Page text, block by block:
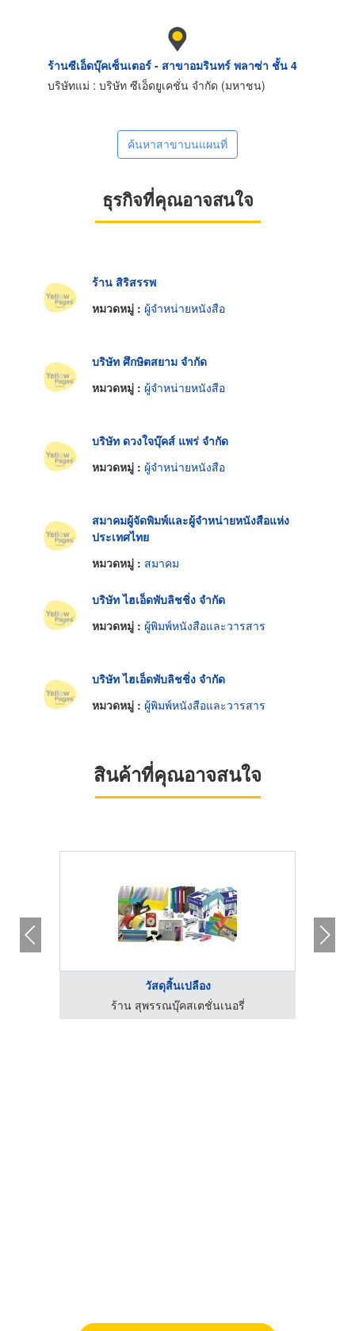
ร้านซีเอ็ดบุ๊คเซ็นเตอร์ - สาขาอมรินทร์ พลาซ่า ชั้น 4
บริษัทแม่ : บริษัท ซีเอ็ดยูเคชั่น จำกัด (มหาชน)
ค้นหาสาขาบนแผนที่
ธุรกิจที่คุณอาจสนใจ
ร้าน สิริสรรพ
หมวดหมู่ : ผู้จำหน่ายหนังสือ
บริษัท ศึกษิตสยาม จำกัด
หมวดหมู่ : ผู้จำหน่ายหนังสือ
บริษัท ดวงใจบุ๊คส์ แพร่ จำกัด
หมวดหมู่ : ผู้จำหน่ายหนังสือ
สมาคมผู้จัดพิมพ์และผู้จำหน่ายหนังสือแห่ง
ประเทศไทย
หมวดหมู่ : สมาคม
บริษัท ไฮเอ็ดพับลิชชิ่ง จำกัด
หมวดหมู่ : ผู้พิมพ์หนังสือและวารสาร
บริษัท ไฮเอ็ดพับลิชชิ่ง จำกัด
หมวดหมู่ : ผู้พิมพ์หนังสือและวารสาร
สินค้าที่คุณอาจสนใจ
วัสดุสิ้นเปลือง
ร้าน สุพรรณบุ๊คสเตชั่นเนอรี่